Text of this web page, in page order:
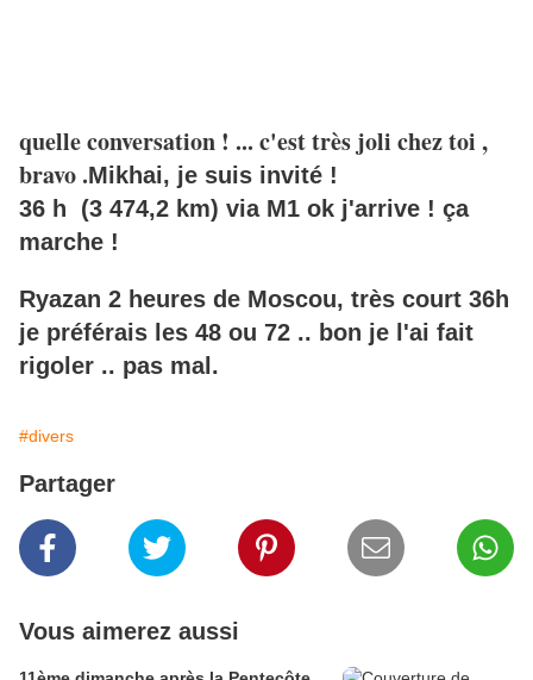
quelle conversation ! ... c'est très joli chez toi ,
bravo .Mikhai, je suis invité !
36 h (3 474,2 km) via M1 ok j'arrive ! ça
marche !
Ryazan 2 heures de Moscou, très court 36h
je préférais les 48 ou 72 .. bon je l'ai fait
rigoler .. pas mal.
#divers
Partager
Vous aimerez aussi